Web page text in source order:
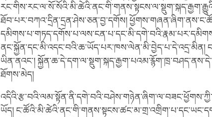
ཐོབ་པར་བཀའ་དྲིན་དྲན་ཤེས་ཅན་བྱ་དགོས།
ནང་སྐྱོན་དང་མི་འདང་བའི་ཆ་ཡོད་པར་ཁས་ལེན་མི་བྱེད་པ་དེ་འདྲ་མིན།
ཡིན་ནའང་།
ཐོགས་མེད།
ཡོད།